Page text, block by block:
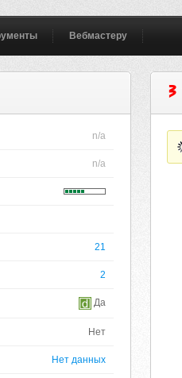
Вебмастеру
n/a
n/a
21
2
Да
Нет
Нет данных